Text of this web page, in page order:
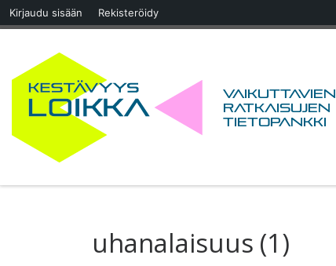
Kirjaudu sisään Rekisteröidy
Skip to content
Vaikuttavien
ratkaisujen
tietopankki
uhanalaisuus (1)